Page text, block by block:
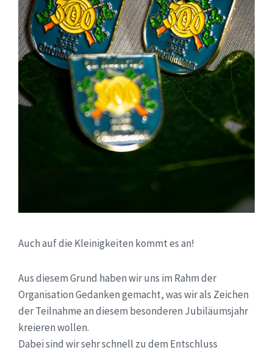
Auch auf die Kleinigkeiten kommt es an!
Aus diesem Grund haben wir uns im Rahm der
Organisation Gedanken gemacht, was wir als Zeichen
der Teilnahme an diesem besonderen Jubiläumsjahr
kreieren wollen.
Dabei sind wir sehr schnell zu dem Entschluss